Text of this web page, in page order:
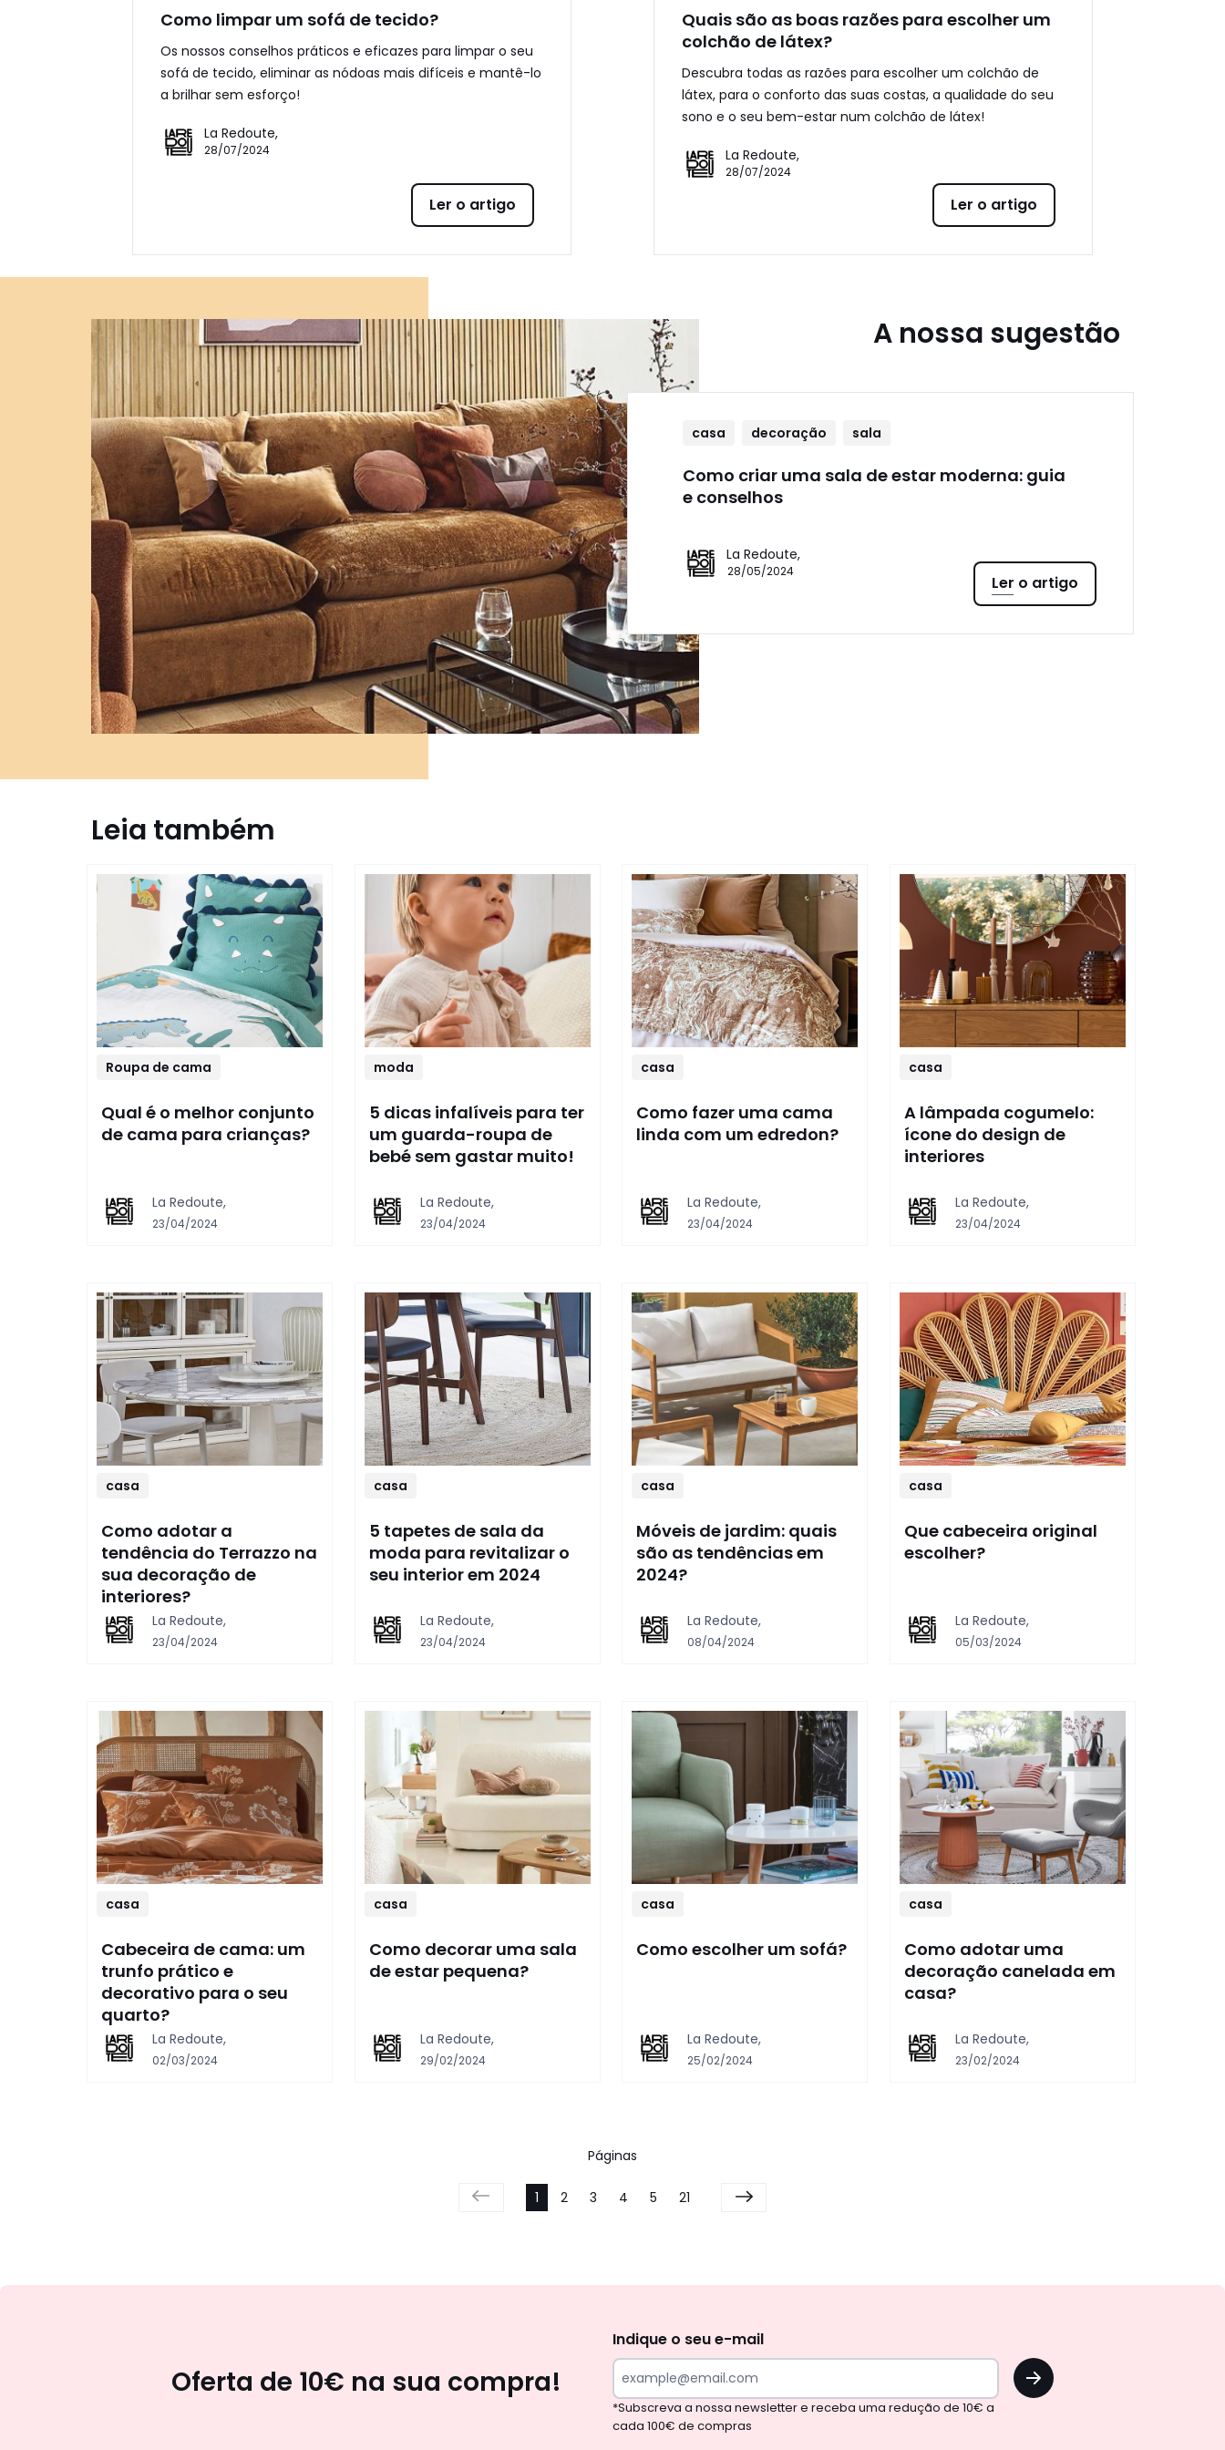
Jardim & exterior
Como limpar um sofá de tecido?
Os nossos conselhos práticos e eficazes para limpar o seu
sofá de tecido, eliminar as nódoas mais difíceis e mantê-lo
a brilhar sem esforço!
La Redoute,
28/07/2024
Ler o artigo
Quais são as boas razões para escolher um
colchão de látex?
Descubra todas as razões para escolher um colchão de
látex, para o conforto das suas costas, a qualidade do seu
sono e o seu bem-estar num colchão de látex!
La Redoute,
28/07/2024
Ler o artigo
A nossa sugestão
casa decoração sala
Como criar uma sala de estar moderna: guia
e conselhos
La Redoute,
28/05/2024
Ler o artigo
Leia também
Roupa de cama
Qual é o melhor conjunto
de cama para crianças?
La Redoute,
23/04/2024
moda
5 dicas infalíveis para ter
um guarda-roupa de
bebé sem gastar muito!
La Redoute,
23/04/2024
casa
Como fazer uma cama
linda com um edredon?
La Redoute,
23/04/2024
casa
A lâmpada cogumelo:
ícone do design de
interiores
La Redoute,
23/04/2024
casa
Como adotar a
tendência do Terrazzo na
sua decoração de
interiores?
La Redoute,
23/04/2024
casa
5 tapetes de sala da
moda para revitalizar o
seu interior em 2024
La Redoute,
23/04/2024
casa
Móveis de jardim: quais
são as tendências em
2024?
La Redoute,
08/04/2024
casa
Que cabeceira original
escolher?
La Redoute,
05/03/2024
casa
Cabeceira de cama: um
trunfo prático e
decorativo para o seu
quarto?
La Redoute,
02/03/2024
casa
Como decorar uma sala
de estar pequena?
La Redoute,
29/02/2024
casa
Como escolher um sofá?
La Redoute,
25/02/2024
casa
Como adotar uma
decoração canelada em
casa?
La Redoute,
23/02/2024
Páginas
1 2 3 4 5 21
Oferta de 10€ na sua compra!
Indique o seu e-mail
OK
*Subscreva a nossa newsletter e receba uma redução de 10€ a
cada 100€ de compras